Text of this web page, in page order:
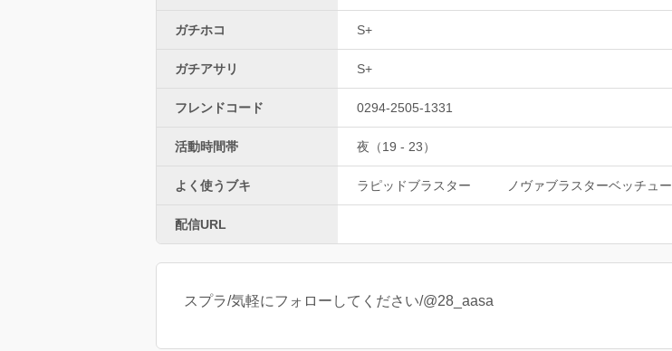
ガチホコ S+
ガチアサリ S+
フレンドコード 0294-2505-1331
活動時間帯 夜（19 - 23）
よく使うブキ ラピッドブラスター ノヴァブラスターベッチュー
配信URL
スプラ/気軽にフォローしてください/@28_aasa